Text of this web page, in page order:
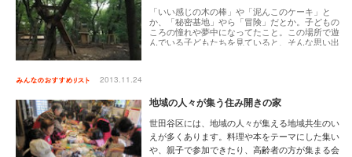
「いい感じの木の棒」や「泥んこのケーキ」と
か、「秘密基地」やら「冒険」だとか。子どもの
ころの憧れや夢中になってたこと。この場所で遊
んでいる子どもたちを見ていると、そんな思い出
出かけください。
2013.11.24
地域の人々が集う住み開きの家
世田谷区には、地域の人々が集える地域共生のい
えが多くあります。料理や本をテーマにした集い
や、親子で参加できたり、高齢者の方が集まる会